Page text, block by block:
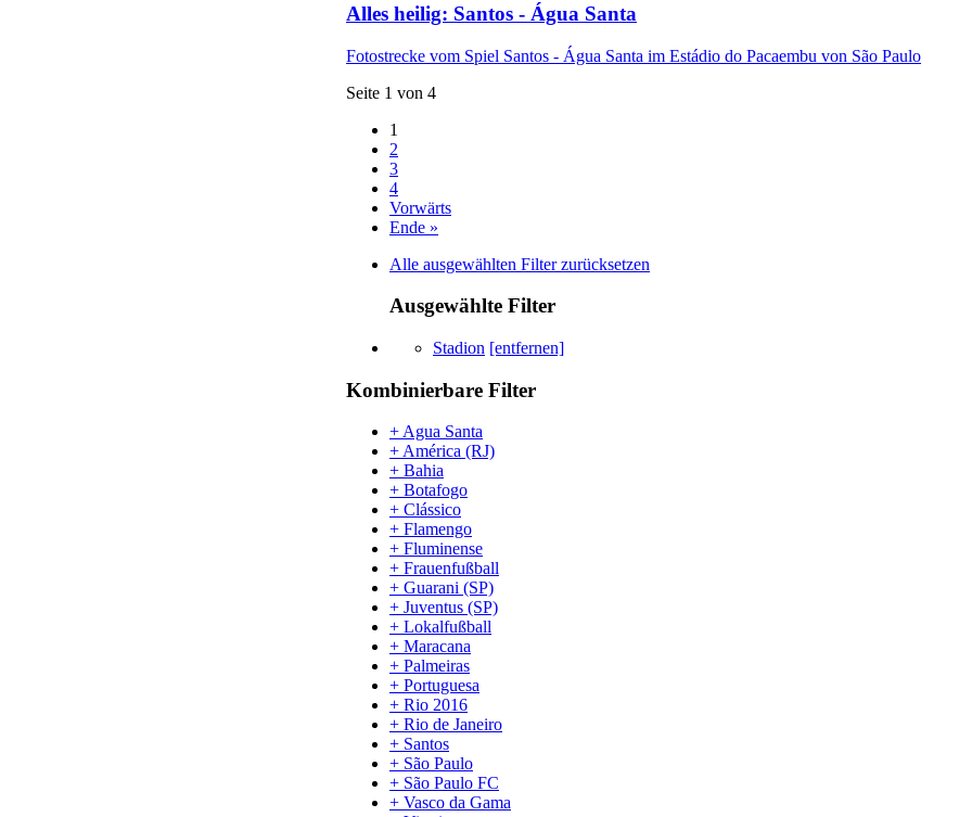
Alles heilig: Santos - Água Santa
Fotostrecke vom Spiel Santos - Água Santa im Estádio do Pacaembu von São Paulo
Seite 1 von 4
1
2
3
4
Vorwärts
Ende »
Alle ausgewählten Filter zurücksetzen
Ausgewählte Filter
Stadion [entfernen]
Kombinierbare Filter
+ Agua Santa
+ América (RJ)
+ Bahia
+ Botafogo
+ Clássico
+ Flamengo
+ Fluminense
+ Frauenfußball
+ Guarani (SP)
+ Juventus (SP)
+ Lokalfußball
+ Maracana
+ Palmeiras
+ Portuguesa
+ Rio 2016
+ Rio de Janeiro
+ Santos
+ São Paulo
+ São Paulo FC
+ Vasco da Gama